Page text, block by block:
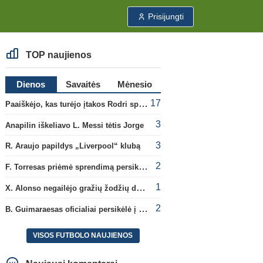
Prisijungti
TOP naujienos
Dienos Savaitės
Mėnesio
Paaiškėjo, kas turėjo įtakos Rodri sprendimui pasirinkti Barselonos pusę 17
Anapilin iškeliavo L. Messi tėtis Jorge 3
R. Araujo papildys „Liverpool“ klubą 3
F. Torresas priėmė sprendimą persikelti į PSG ekipą 2
X. Alonso negailėjo gražių žodžių dabartiniam savo klubui „Chelsea“ 1
B. Guimaraesas oficialiai persikėlė į „Arsenal“ klubą 2
VISOS FUTBOLO NAUJIENOS